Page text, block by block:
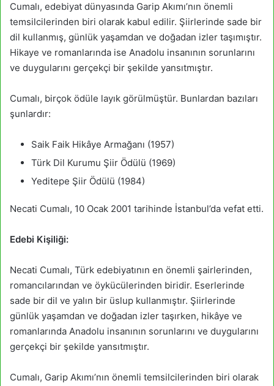
Cumalı, edebiyat dünyasında Garip Akımı’nın önemli
temsilcilerinden biri olarak kabul edilir. Şiirlerinde sade bir
dil kullanmış, günlük yaşamdan ve doğadan izler taşımıştır.
Hikaye ve romanlarında ise Anadolu insanının sorunlarını
ve duygularını gerçekçi bir şekilde yansıtmıştır.
Cumalı, birçok ödüle layık görülmüştür. Bunlardan bazıları
şunlardır:
Saik Faik Hikâye Armağanı (1957)
Türk Dil Kurumu Şiir Ödülü (1969)
Yeditepe Şiir Ödülü (1984)
Necati Cumalı, 10 Ocak 2001 tarihinde İstanbul’da vefat etti.
Edebi Kişiliği:
Necati Cumalı, Türk edebiyatının en önemli şairlerinden,
romancılarından ve öykücülerinden biridir. Eserlerinde
sade bir dil ve yalın bir üslup kullanmıştır. Şiirlerinde
günlük yaşamdan ve doğadan izler taşırken, hikâye ve
romanlarında Anadolu insanının sorunlarını ve duygularını
gerçekçi bir şekilde yansıtmıştır.
Cumalı, Garip Akımı’nın önemli temsilcilerinden biri olarak